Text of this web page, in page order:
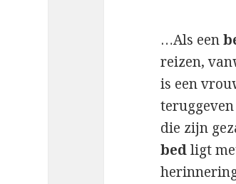
…Als een
reizen,
is een
die zijn
bedligt